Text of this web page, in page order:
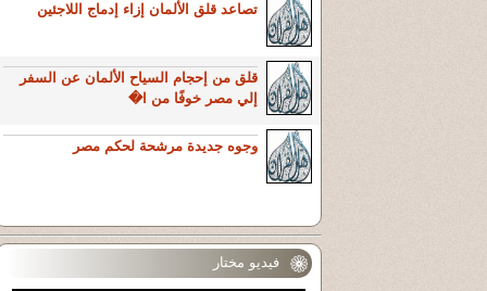
تصاعد قلق الألمان إزاء إدماج اللاجئين
قلق من إحجام السياح الألمان عن السفر
إلي مصر خوفًا من ا�
وجوه جديدة مرشحة لحكم مصر
فيديو مختار